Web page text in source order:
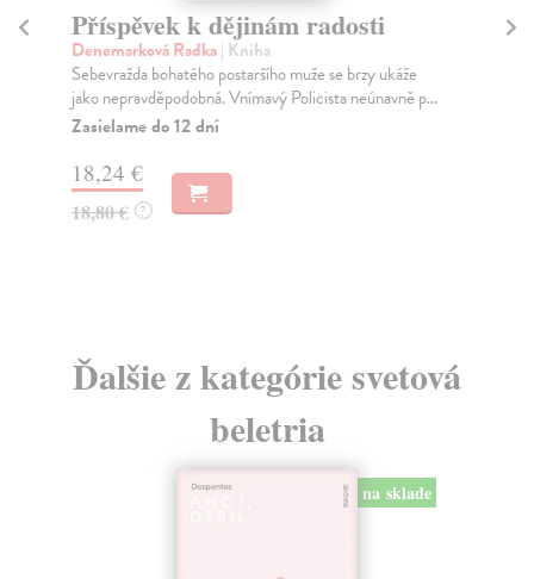
Příspěvek k dějinám radosti
Denemarková Radka| Kniha
Sebevražda bohatého postaršího muže se brzy ukáže
jako nepravděpodobná. Vnímavý Policista neúnavně p...
Zasielame do 12 dní
18,24 €
18,80 € ?
Ďalšie z kategórie svetová
beletria
na sklade